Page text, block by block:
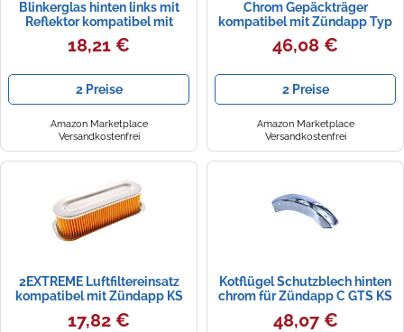
Blinkerglas hinten links mit
Reflektor kompatibel mit
Zündapp KS 50 2T LC
18,21 €
2 Preise
Amazon Marketplace
Versandkostenfrei
Chrom Gepäckträger
kompatibel mit Zündapp Typ
517 GTS KS C 50 bis 1976
Mofa
46,08 €
2 Preise
Amazon Marketplace
Versandkostenfrei
2EXTREME Luftfiltereinsatz
kompatibel mit Zündapp KS
50ccm 2-Takt LC, Moped
17,82 €
Kotflügel Schutzblech hinten
chrom für Zündapp C GTS KS
50 80 Typ 529 530
48,07 €